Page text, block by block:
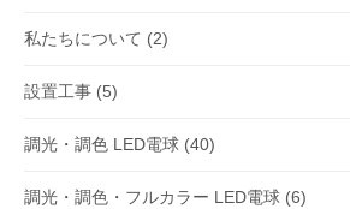
私たちについて (2)
設置工事 (5)
調光・調色 LED電球 (40)
調光・調色・フルカラー LED電球 (6)